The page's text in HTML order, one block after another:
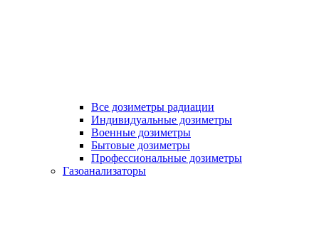
Все дозиметры радиации
Индивидуальные дозиметры
Военные дозиметры
Бытовые дозиметры
Профессиональные дозиметры
Газоанализаторы